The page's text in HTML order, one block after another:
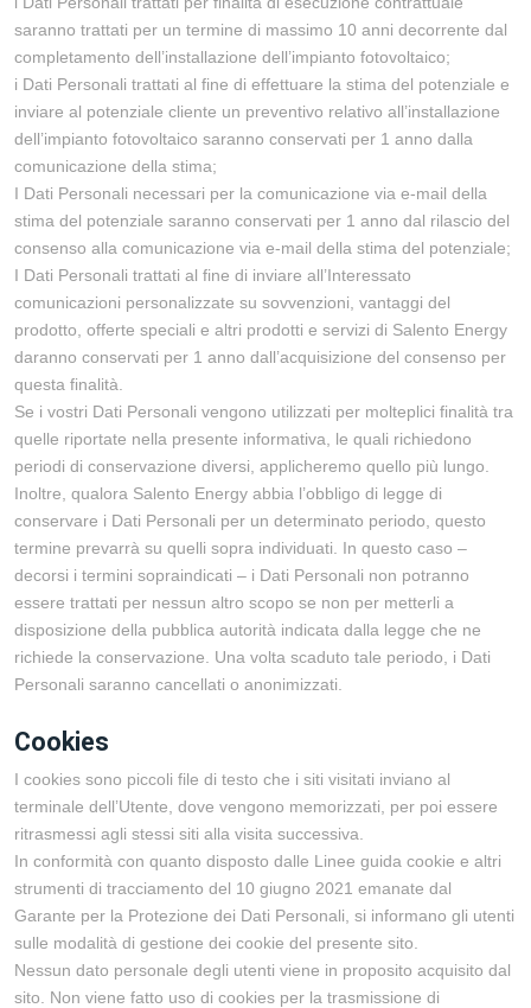
saranno trattati per un termine di massimo 10 anni decorrente dal
completamento dell’installazione dell’impianto fotovoltaico;
i Dati Personali trattati al fine di effettuare la stima del potenziale e
inviare al potenziale cliente un preventivo relativo all’installazione
dell’impianto fotovoltaico saranno conservati per 1 anno dalla
comunicazione della stima;
I Dati Personali necessari per la comunicazione via e-mail della
stima del potenziale saranno conservati per 1 anno dal rilascio del
consenso alla comunicazione via e-mail della stima del potenziale;
I Dati Personali trattati al fine di inviare all’Interessato
comunicazioni personalizzate su sovvenzioni, vantaggi del
prodotto, offerte speciali e altri prodotti e servizi di Salento Energy
daranno conservati per 1 anno dall’acquisizione del consenso per
questa finalità.
Se i vostri Dati Personali vengono utilizzati per molteplici finalità tra
quelle riportate nella presente informativa, le quali richiedono
periodi di conservazione diversi, applicheremo quello più lungo.
Inoltre, qualora Salento Energy abbia l’obbligo di legge di
conservare i Dati Personali per un determinato periodo, questo
termine prevarrà su quelli sopra individuati. In questo caso –
decorsi i termini sopraindicati – i Dati Personali non potranno
essere trattati per nessun altro scopo se non per metterli a
disposizione della pubblica autorità indicata dalla legge che ne
richiede la conservazione. Una volta scaduto tale periodo, i Dati
Personali saranno cancellati o anonimizzati.
Cookies
I cookies sono piccoli file di testo che i siti visitati inviano al
terminale dell’Utente, dove vengono memorizzati, per poi essere
ritrasmessi agli stessi siti alla visita successiva.
In conformità con quanto disposto dalle Linee guida cookie e altri
strumenti di tracciamento del 10 giugno 2021 emanate dal
Garante per la Protezione dei Dati Personali, si informano gli utenti
sulle modalità di gestione dei cookie del presente sito.
Nessun dato personale degli utenti viene in proposito acquisito dal
sito. Non viene fatto uso di cookies per la trasmissione di